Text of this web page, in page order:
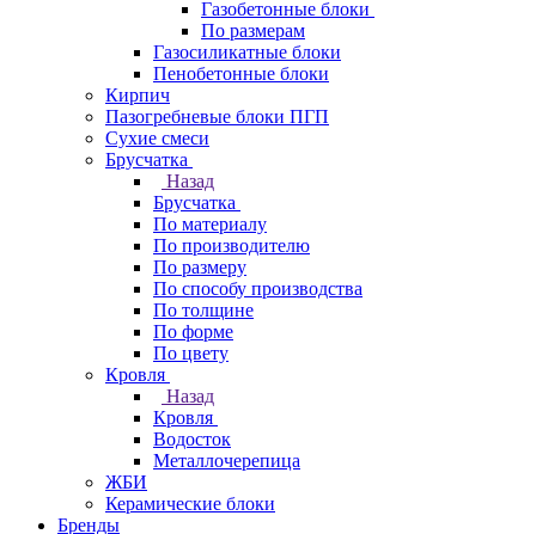
Газобетонные блоки
По размерам
Газосиликатные блоки
Пенобетонные блоки
Кирпич
Пазогребневые блоки ПГП
Сухие смеси
Брусчатка
Назад
Брусчатка
По материалу
По производителю
По размеру
По способу производства
По толщине
По форме
По цвету
Кровля
Назад
Кровля
Водосток
Металлочерепица
ЖБИ
Керамические блоки
Бренды